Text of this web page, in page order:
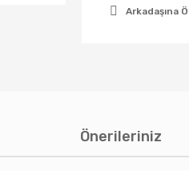
Arkadaşına
Önerileriniz